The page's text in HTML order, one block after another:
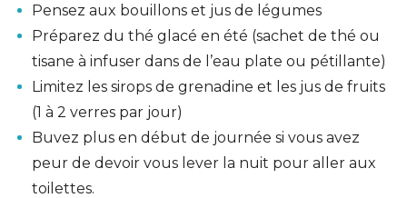
Pensez aux bouillons et jus de légumes
Préparez du thé glacé en été (sachet de thé ou
tisane à infuser dans de l’eau plate ou pétillante)
Limitez les sirops de grenadine et les jus de fruits
(1 à 2 verres par jour)
Buvez plus en début de journée si vous avez
peur de devoir vous lever la nuit pour aller aux
toilettes.